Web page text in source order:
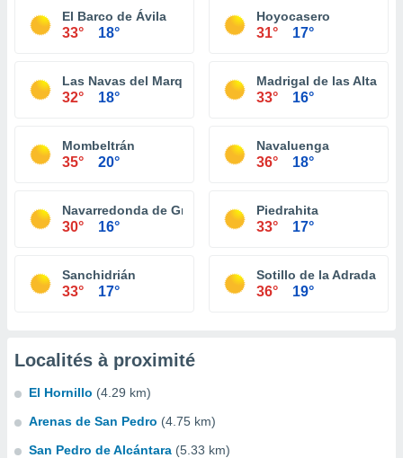
El Barco de Ávila
33° 18°
Hoyocasero
31° 17°
Las Navas del Marqués
32° 18°
Madrigal de las Altas
33° 16°
Mombeltrán
35° 20°
Navaluenga
36° 18°
Navarredonda de Gredos
30° 16°
Piedrahita
33° 17°
Sanchidrián
33° 17°
Sotillo de la Adrada
36° 19°
Localités à proximité
El Hornillo (4.29 km)
Arenas de San Pedro (4.75 km)
San Pedro de Alcántara (5.33 km)